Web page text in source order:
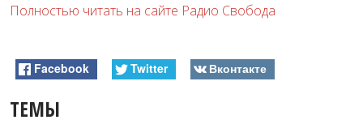
Полностью читать на сайте Радио Свобода
Facebook Twitter Вконтакте
ТЕМЫ